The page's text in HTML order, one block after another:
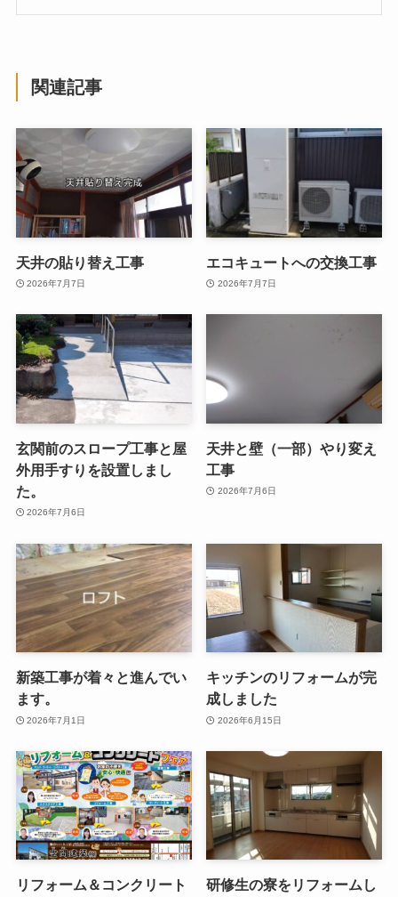
関連記事
天井の貼り替え工事
2026年7月7日
エコキュートへの交換工事
2026年7月7日
玄関前のスロープ工事と屋
外用手すりを設置しまし
た。
2026年7月6日
天井と壁（一部）やり変え
工事
2026年7月6日
新築工事が着々と進んでい
ます。
2026年7月1日
キッチンのリフォームが完
成しました
2026年6月15日
リフォーム＆コンクリート
研修生の寮をリフォームし